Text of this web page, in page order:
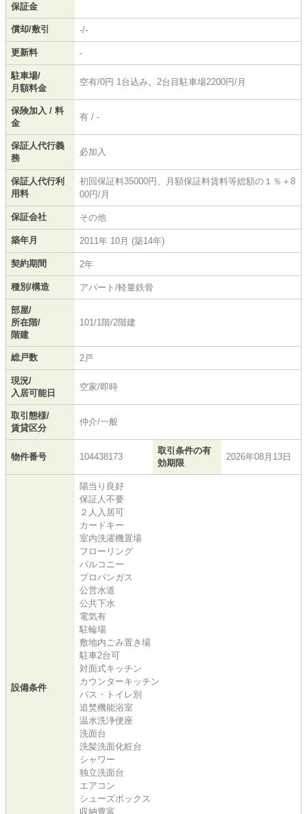
保証金
償却/敷引 -/-
更新料 -
駐車場/
月額料金
空有/0円 1台込み。2台目駐車場2200円/月
保険加入 / 料
金
有 / -
保証人代行義
務
必加入
保証人代行利
用料
初回保証料35000円、月額保証料賃料等総額の１％＋8
00円/月
保証会社 その他
築年月 2011年 10月 (築14年)
契約期間 2年
種別/構造 アパート/軽量鉄骨
部屋/
所在階/
階建
101/1階/2階建
総戸数 2戸
現況/
入居可能日
空家/即時
取引態様/
賃貸区分
仲介/一般
物件番号 104438173
取引条件の有
効期限
2026年08月13日
設備条件
陽当り良好
保証人不要
２人入居可
カードキー
室内洗濯機置場
フローリング
バルコニー
プロパンガス
公営水道
公共下水
電気有
駐輪場
敷地内ごみ置き場
駐車2台可
対面式キッチン
カウンターキッチン
バス・トイレ別
追焚機能浴室
温水洗浄便座
洗面台
洗髪洗面化粧台
シャワー
独立洗面台
エアコン
シューズボックス
収納豊富